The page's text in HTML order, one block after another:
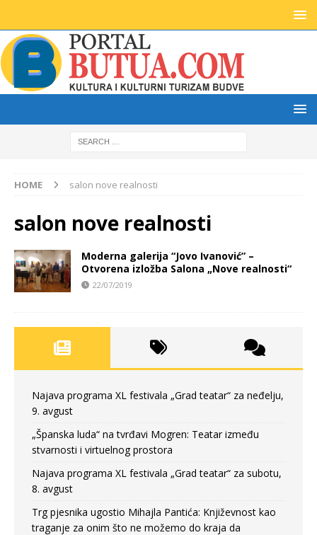
HOME salon nove realnosti
salon nove realnosti
Moderna galerija “Jovo Ivanović” –
Otvorena izložba Salona „Nove realnosti“
22/07/2019
Najava programa XL festivala „Grad teatar“ za neđelju,
9. avgust
„Španska luda“ na tvrđavi Mogren: Teatar između
stvarnosti i virtuelnog prostora
Najava programa XL festivala „Grad teatar“ za subotu,
8. avgust
Trg pjesnika ugostio Mihajla Pantića: Književnost kao
traganje za onim što ne možemo do kraja da